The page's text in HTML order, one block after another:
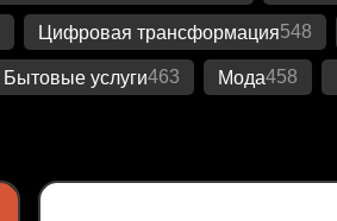
Цифровая трансформация548
Бытовые услуги463 Мода458